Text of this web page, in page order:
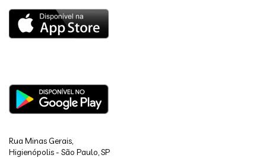
Rua Minas Gerais,
Higienópolis - São Paulo, SP